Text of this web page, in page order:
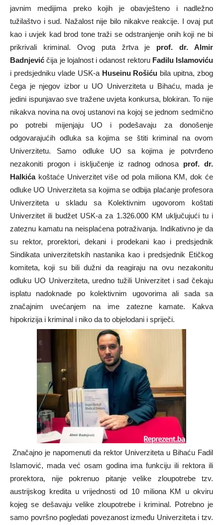
javnim medijima preko kojih je obavješteno i nadležno
tužilaštvo i sud. Nažalost nije bilo nikakve reakcije. I ovaj put
kao i uvjek kad brod tone traži se odstranjenje onih koji ne bi
prikrivali kriminal. Ovog puta žrtva je prof. dr. Almir
Badnjević čija je lojalnost i odanost rektoruFadilu Islamoviću
i predsjedniku vlade USK-aHuseinu Rošiću bila upitna, zbog
čega je njegov izbor u UO Univerziteta u Bihaću, mada je
jedini ispunjavao sve tražene uvjeta konkursa, blokiran. To nije
nikakva novina na ovoj ustanovi na kojoj se jednom sedmično
po potrebi mijenjaju UO i podešavaju za donošenje
odgovarajućih odluka sa kojima se štiti kriminal na ovom
Univerzitetu. Samo odluke UO sa kojima je potvrđeno
nezakoniti progon i isključenje iz radnog odnosa prof. dr.
Halkićakoštaće Univerzitet više od pola miliona KM, dok će
odluke UO Univerziteta sa kojima se odbija plaćanje profesora
Univerziteta u skladu sa Kolektivnim ugovorom koštati
Univerzitet ili budžet USK-a za 1.326.000 KM uključujući tu i
zateznu kamatu na neisplaćena potraživanja. Indikativno je da
su rektor, prorektori, dekani i prodekani kao i predsjednik
Sindikata univerzitetskih nastanika kao i predsjednik Etičkog
komiteta, koji su bili dužni da reagiraju na ovu nezakonitu
odluku UO Univerziteta, uredno tužili Univerzitet i sad čekaju
isplatu nadoknade po kolektivnim ugovorima ali sada sa
značajnim uvećanjem na ime zatezne kamate. Kakva
hipokrizija i kriminal i niko da to objelodani i spriječi.
Značajno je napomenuti da rektor Univerziteta u Bihaću Fadil
Islamović, mada već osam godina ima funkciju ili rektora ili
prorektora, nije pokrenuo pitanje velike zloupotrebe tzv.
austrijskog kredita u vrijednosti od 10 miliona KM u okviru
kojeg se dešavaju velike zloupotrebe i kriminal. Potrebno je
samo površno pogledati povezanost između Univerziteta i tzv.